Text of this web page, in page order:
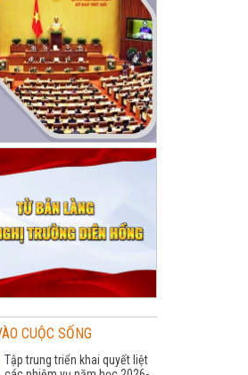
CUỘC SỐNG
Tập trung triển khai quyết liệt